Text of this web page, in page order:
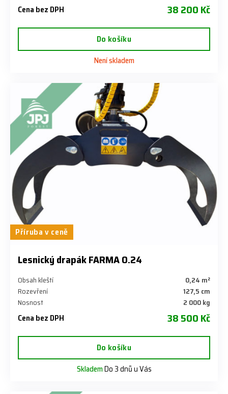
Cena bez DPH 38 200 Kč
Do košíku
Není skladem
Příruba v ceně
Lesnický drapák FARMA 0.24
Obsah kleští
0,24 m²
Rozevření
127,5 cm
Nosnost
2 000 kg
Cena bez DPH 38 500 Kč
Do košíku
SklademDo 3 dnů u Vás